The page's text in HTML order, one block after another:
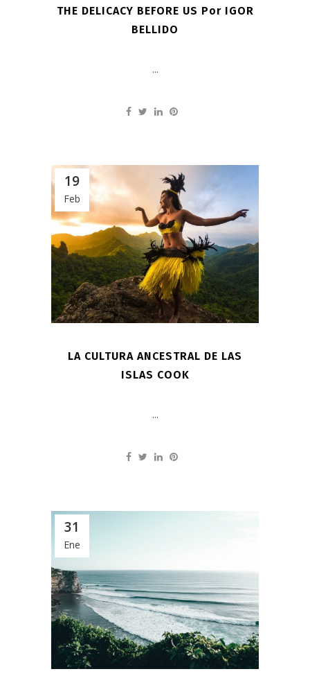
THE DELICACY BEFORE US Por IGOR
BELLIDO
...
19
Feb
LA CULTURA ANCESTRAL DE LAS
ISLAS COOK
...
31
Ene